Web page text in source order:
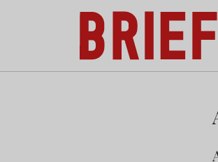
Briefing: Todas as